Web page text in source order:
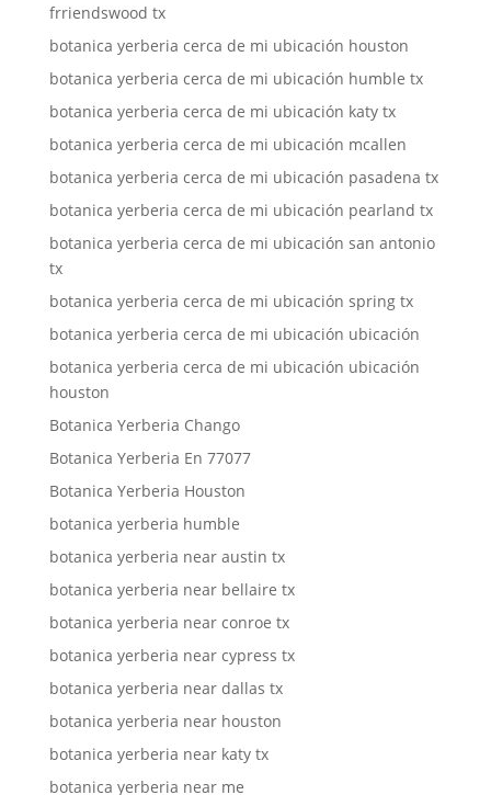
frriendswood tx
botanica yerberia cerca de mi ubicación houston
botanica yerberia cerca de mi ubicación humble tx
botanica yerberia cerca de mi ubicación katy tx
botanica yerberia cerca de mi ubicación mcallen
botanica yerberia cerca de mi ubicación pasadena tx
botanica yerberia cerca de mi ubicación pearland tx
botanica yerberia cerca de mi ubicación san antonio
tx
botanica yerberia cerca de mi ubicación spring tx
botanica yerberia cerca de mi ubicación ubicación
botanica yerberia cerca de mi ubicación ubicación
houston
Botanica Yerberia Chango
Botanica Yerberia En 77077
Botanica Yerberia Houston
botanica yerberia humble
botanica yerberia near austin tx
botanica yerberia near bellaire tx
botanica yerberia near conroe tx
botanica yerberia near cypress tx
botanica yerberia near dallas tx
botanica yerberia near houston
botanica yerberia near katy tx
botanica yerberia near me